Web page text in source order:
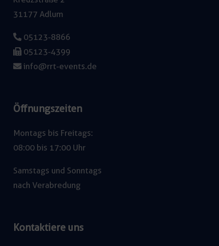
31177 Adlum
05123-8866
05123-4399
info@rrt-events.de
Öffnungszeiten
Montags bis Freitags:
08:00 bis 17:00 Uhr
Samstags und Sonntags
nach Verabredung
Kontaktiere uns